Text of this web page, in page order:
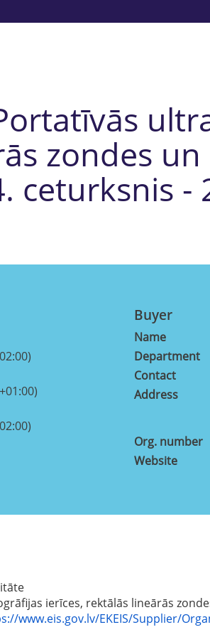
zondes
ceturksnis -
Buyer
Name
Department
Contact
Address
Org. number
Website
ierīces, rektālās lineārās
www.eis.gov.lv/EKEIS/Supplier/